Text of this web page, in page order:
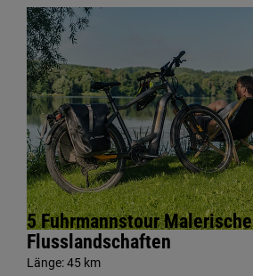
5 Fuhrmannstour Malerische
Flusslandschaften
Länge:45 km